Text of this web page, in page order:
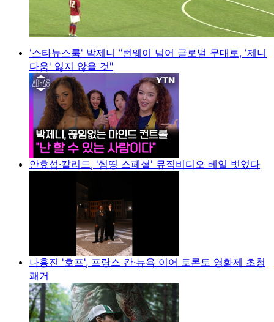
'스타뉴스룸' 박제니 "런웨이 넘어 글로벌 무대로, '제니
다움' 잃지 않을 것"
안효섭·칼리드, '썸띵 스페셜' 뮤직비디오 베일 벗었다
나홍진 '호프', 프랑스 칸·뉴욕 이어 토론토 영화제 초청
쾌거